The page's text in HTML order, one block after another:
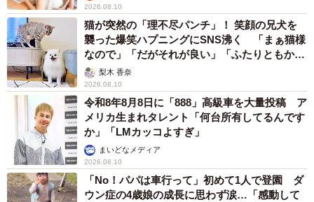
2026.08.10
猫が突然の「理不尽パンチ」！ 笑顔の兄犬を
襲った爆笑ハプニングにSNS沸く 「まぁ猫様
なので」「だがそれが良い」「ふたりともかわ
いいね」
梨木 香奈
2026.08.10
令和8年8月8日に「888」高級車を大量投稿 ア
メリカ生まれタレント「何台所有してるんです
か」「LMカッコよすぎ」
まいどなメディア
2026.08.10
「No！パパは車行って」初めて1人で登園 ダ
ウン症の4歳娘の成長に思わず涙…「感動して